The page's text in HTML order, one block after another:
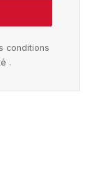
conditions
.